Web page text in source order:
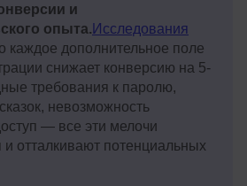
и
опыта. Исследования
каждое дополнительное поле
снижает конверсию на 5-
требования к паролю,
невозможность
— все эти мелочи
и отталкивают потенциальных